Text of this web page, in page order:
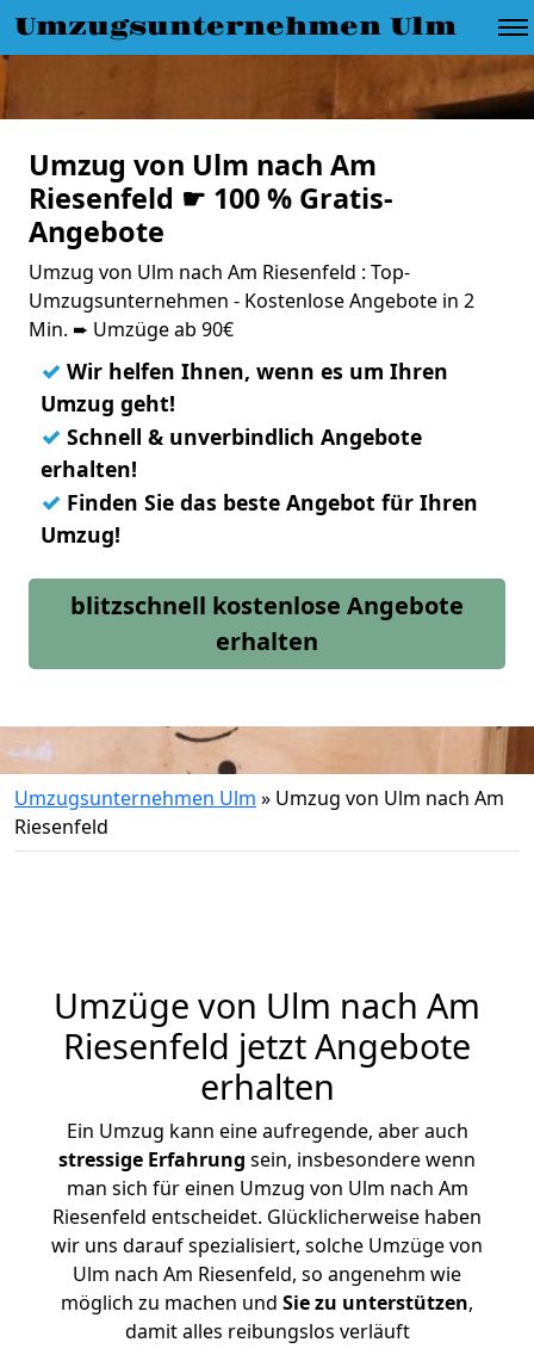
Umzugsunternehmen Ulm
Umzug von Ulm nach Am
Riesenfeld ☛ 100 % Gratis-
Angebote
Umzug von Ulm nach Am Riesenfeld : Top-
Umzugsunternehmen - Kostenlose Angebote in 2
Min. ➨ Umzüge ab 90€
✓ Wir helfen Ihnen, wenn es um Ihren
Umzug geht!
✓ Schnell & unverbindlich Angebote
erhalten!
✓ Finden Sie das beste Angebot für Ihren
Umzug!
blitzschnell kostenlose Angebote
erhalten
Umzugsunternehmen Ulm » Umzug von Ulm nach Am
Riesenfeld
Umzüge von Ulm nach Am
Riesenfeld jetzt Angebote
erhalten
Ein Umzug kann eine aufregende, aber auch
stressige Erfahrung sein, insbesondere wenn
man sich für einen Umzug von Ulm nach Am
Riesenfeld entscheidet. Glücklicherweise haben
wir uns darauf spezialisiert, solche Umzüge von
Ulm nach Am Riesenfeld, so angenehm wie
möglich zu machen und Sie zu unterstützen,
damit alles reibungslos verläuft